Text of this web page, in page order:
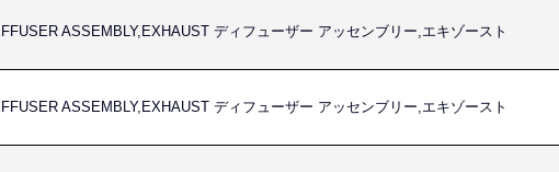
ASSEMBLY,EXHAUST ディフューザー アッセンブリー,エキゾースト
ASSEMBLY,EXHAUST ディフューザー アッセンブリー,エキゾースト